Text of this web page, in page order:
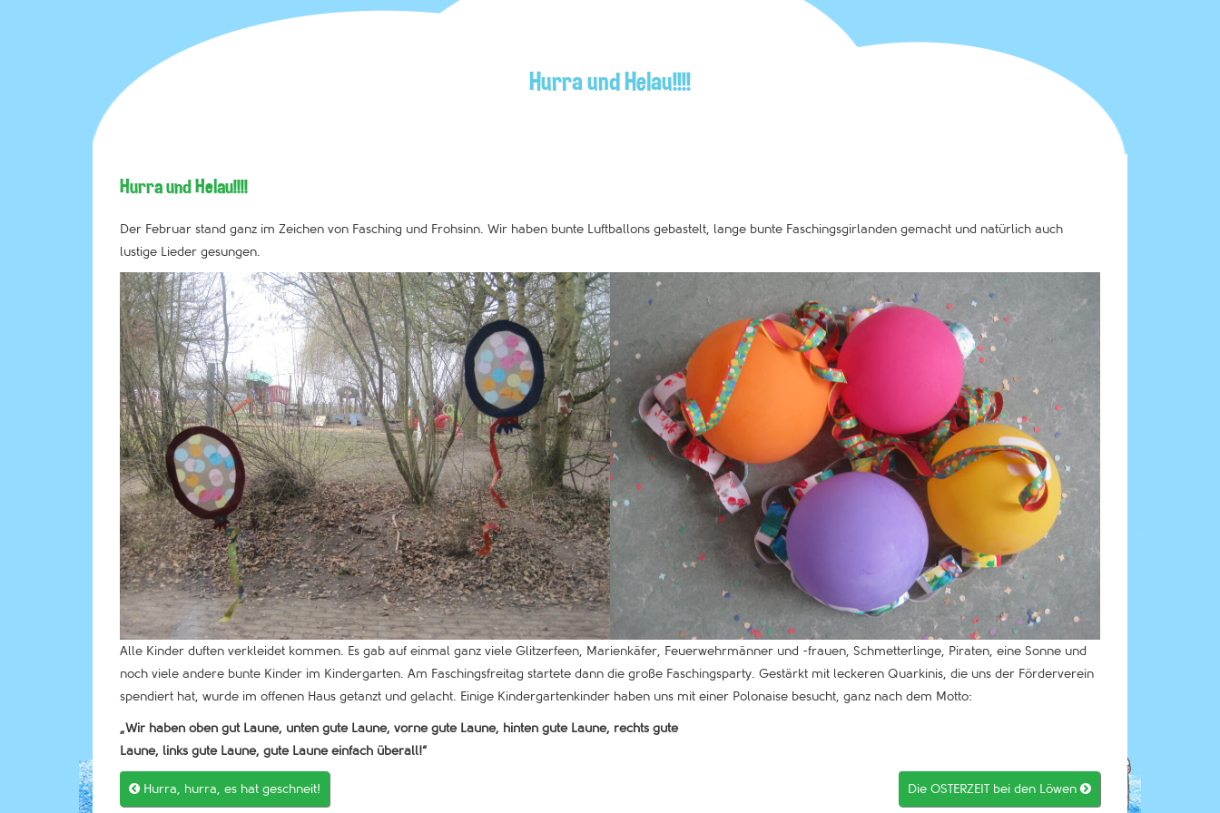
Hurra und Helau!!!!
Hurra und Helau!!!!
Der Februar stand ganz im Zeichen von Fasching und Frohsinn. Wir haben bunte Luftballons gebastelt, lange bunte Faschingsgirlanden gemacht und natürlich auch
lustige Lieder gesungen.
Alle Kinder duften verkleidet kommen. Es gab auf einmal ganz viele Glitzerfeen, Marienkäfer, Feuerwehrmänner und -frauen, Schmetterlinge, Piraten, eine Sonne und
noch viele andere bunte Kinder im Kindergarten. Am Faschingsfreitag startete dann die große Faschingsparty. Gestärkt mit leckeren Quarkinis, die uns der Förderverein
spendiert hat, wurde im offenen Haus getanzt und gelacht. Einige Kindergartenkinder haben uns mit einer Polonaise besucht, ganz nach dem Motto:
„Wir haben oben gut Laune, unten gute Laune, vorne gute Laune, hinten gute Laune, rechts gute
Laune, links gute Laune, gute Laune einfach überall!“
 Hurra, hurra, es hat geschneit! Die OSTERZEIT bei den Löwen 